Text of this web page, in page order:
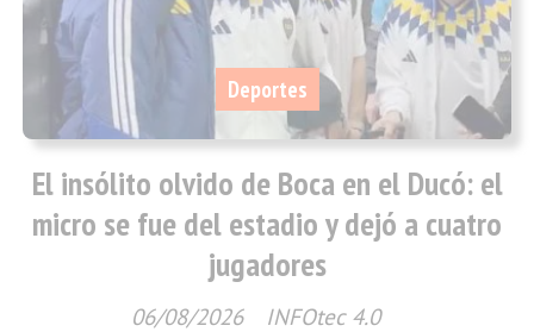
El insólito olvido de Boca en el Ducó: el
micro se fue del estadio y dejó a cuatro
jugadores
INFOtec 4.0
Deportes
06/08/2026